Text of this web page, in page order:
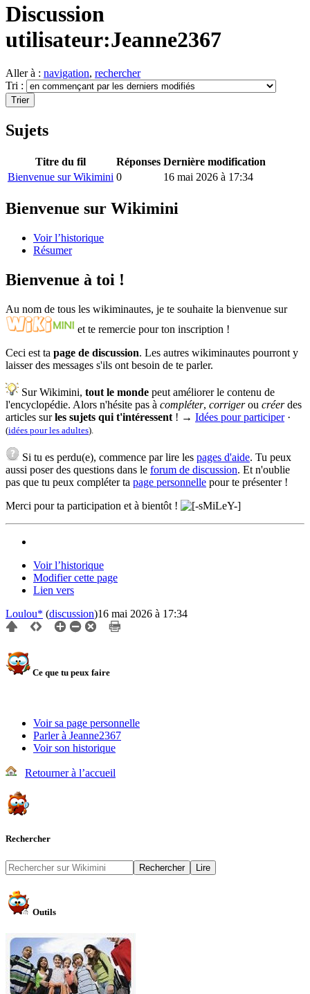
Discussion
utilisateur:Jeanne2367
Aller à : navigation, rechercher
Tri :
Sujets
Titre du fil Réponses Dernière modification
Bienvenue sur Wikimini 0 16 mai 2026 à 17:34
Bienvenue sur Wikimini
Voir l’historique
Résumer
Bienvenue à toi !
Au nom de tous les wikiminautes, je te souhaite la bienvenue sur
et te remercie pour ton inscription !
Ceci est ta page de discussion. Les autres wikiminautes pourront y
laisser des messages s'ils ont besoin de te parler.
Sur Wikimini, tout le monde peut améliorer le contenu de
l'encyclopédie. Alors n'hésite pas à compléter, corrigerou créerdes
articles surles sujets qui t'intéressent ! → Idées pour participer·
(idées pour les adultes).
Si tu es perdu(e), commence par lire les pages d'aide. Tu peux
aussi poser des questions dans le forum de discussion. Et n'oublie
pas que tu peux compléter ta page personnelle pour te présenter !
Merci pour ta participation et à bientôt !
Voir l’historique
Modifier cette page
Lien vers
Loulou* (discussion)16 mai 2026 à 17:34
Ce que tu peux faire
Voir sa page personnelle
Parler à Jeanne2367
Voir son historique
Retourner à l’accueil
Rechercher
Outils